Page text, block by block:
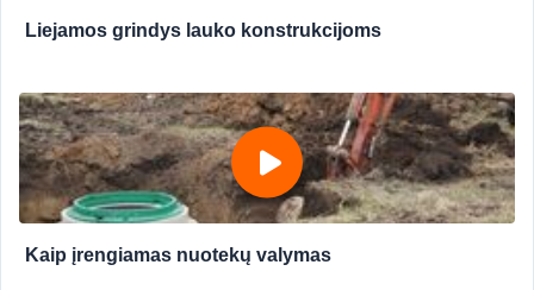
Liejamos grindys lauko konstrukcijoms
Kaip įrengiamas nuotekų valymas